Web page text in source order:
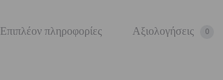
Επιπλέον πληροφορίες Αξιολογήσεις 0